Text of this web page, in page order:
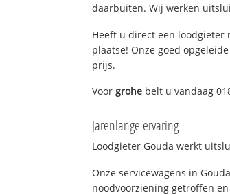
daarbuiten. Wij werken
Heeft u direct een loodgieter
plaatse! Onze goed
prijs.
Voorgrohe belt u vandaag
Jarenlange ervaring
Loodgieter Gouda werkt
Onze servicewagens in
noodvoorziening getroffen